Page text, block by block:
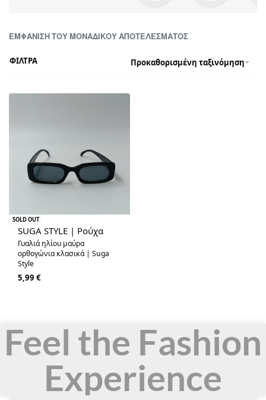
ΕΜΦΆΝΙΣΗ ΤΟΥ ΜΟΝΑΔΙΚΟΎ ΑΠΟΤΕΛΈΣΜΑΤΟΣ
Προκαθορισμένη ταξινόμηση
ΦΙΛΤΡΑ
SOLD OUT
SUGA STYLE | Ρούχα
Γυαλιά ηλίου μαύρα
ορθογώνια κλασικά | Suga
Style
5,99 €
Feel the Fashion
Experience